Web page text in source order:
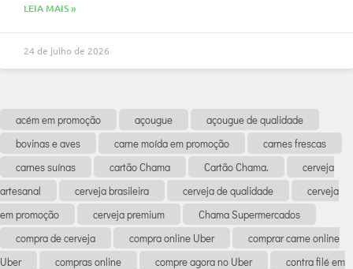
LEIA MAIS »
24 de julho de 2026
acém em promoção açougue
açougue de qualidade
bovinas e aves
carne moída em promoção
carnes frescas
carnes suínas
cartão Chama Cartão Chama.
cerveja
artesanal
cerveja brasileira cerveja de qualidade
cerveja
em promoção
cerveja premium
Chama Supermercados
compra de cerveja
compra online Uber
comprar carne online
Uber
compras online compre agora no Uber
contra filé em